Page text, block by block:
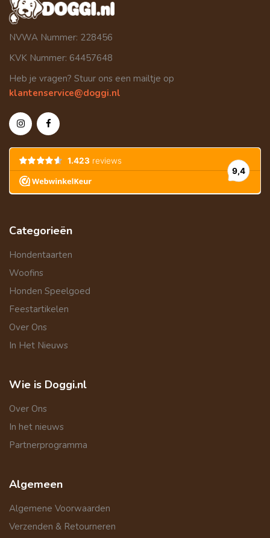
NVWA Nummer: 228456
KVK Nummer: 64457648
Heb je vragen? Stuur ons een mailtje op
klantenservice@doggi.nl
Categorieën
Hondentaarten
Woofins
Honden Speelgoed
Feestartikelen
Over Ons
In Het Nieuws
Wie is Doggi.nl
Over Ons
In het nieuws
Partnerprogramma
Algemeen
Algemene Voorwaarden
Verzenden & Retourneren